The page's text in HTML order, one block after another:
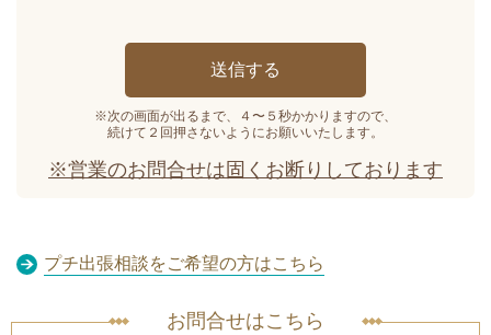
※次の画面が出るまで、４〜５秒かかりますので、
続けて２回押さないようにお願いいたします。
※営業のお問合せは固くお断りしております
プチ出張相談をご希望の方はこちら
お問合せはこちら